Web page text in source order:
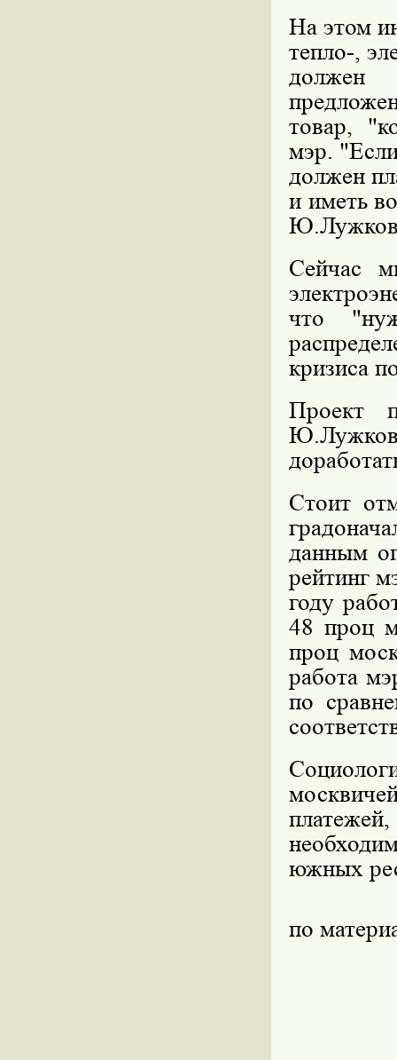
На этом
тепло-,
должен
товар,
мэр.
должен
и иметь
Сейчас
что
кризиса
Проект
Ю.Лужков
Стоит
данным
рейтинг
году
48 проц
проц
работа
по
южных
по